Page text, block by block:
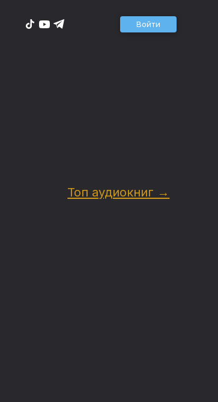
Войти
Топ аудиокниг →